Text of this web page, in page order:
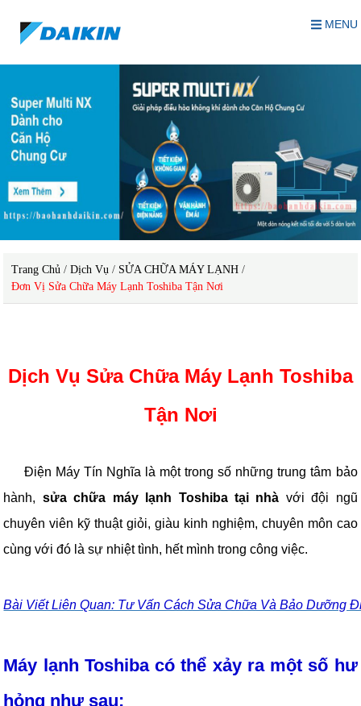
MENU
Trang Chủ /Dịch Vụ / SỬA CHỮA MÁY LẠNH /
Đơn Vị Sửa Chữa Máy Lạnh Toshiba Tận Nơi
Dịch Vụ Sửa Chữa Máy Lạnh Toshiba
Tận Nơi
Điện Máy Tín Nghĩa là một trong số những trung tâm bảo
hành, sửa chữa máy lạnh Toshiba tại nhà với đội ngũ
chuyên viên kỹ thuật giỏi, giàu kinh nghiệm, chuyên môn cao
cùng với đó là sự nhiệt tình, hết mình trong công việc.
Bài Viết Liên Quan: Tư Vấn Cách Sửa Chữa Và Bảo Dưỡng
Máy lạnh Toshiba có thể xảy ra một số hư
hỏng như sau: